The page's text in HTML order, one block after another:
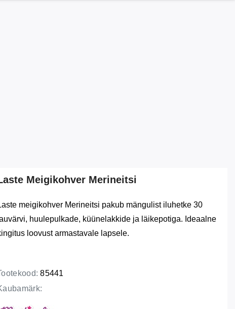
Meigikohver Merineitsi
meigikohver Merineitsi pakub mängulist iluhetke 30
huulepulkade, küünelakkide ja läikepotiga. Ideaalne
loovust armastavale lapsele.
85441